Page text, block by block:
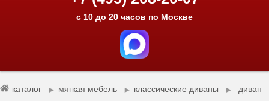
с 10 до 20 часов по Москве
каталог ► мягкая мебель ► классические диваны ►
диван